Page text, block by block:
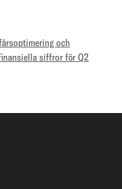
och
siffror för Q2